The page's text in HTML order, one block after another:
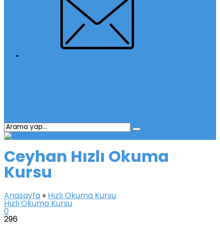
Ceyhan Hızlı Okuma
Kursu
Anasayfa » Hızlı Okuma Kursu
Hızlı Okuma Kursu
0
296